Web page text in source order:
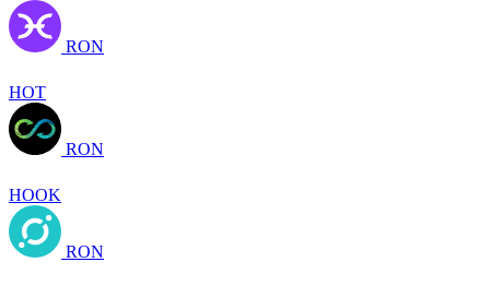
RON
HOT
RON
HOOK
RON